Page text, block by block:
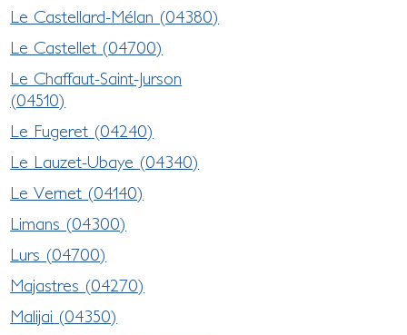
Le Castellard-Mélan (04380)
Le Castellet (04700)
Le Chaffaut-Saint-Jurson
(04510)
Le Fugeret (04240)
Le Lauzet-Ubaye (04340)
Le Vernet (04140)
Limans (04300)
Lurs (04700)
Majastres (04270)
Malijai (04350)